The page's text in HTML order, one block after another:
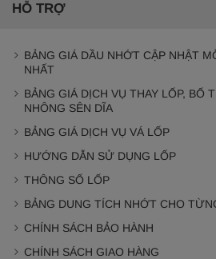
HỖ TRỢ
BẢNG GIÁ DẦU NHỚT CẬP NHẬT
NHẤT
BẢNG GIÁ DỊCH VỤ THAY LỐP, BỐ
NHÔNG SÊN DĨA
BẢNG GIÁ DỊCH VỤ VÁ LỐP
HƯỚNG DẪN SỬ DỤNG LỐP
THÔNG SỐ LỐP
BẢNG DUNG TÍCH NHỚT CHO
CHÍNH SÁCH BẢO HÀNH
CHÍNH SÁCH GIAO HÀNG